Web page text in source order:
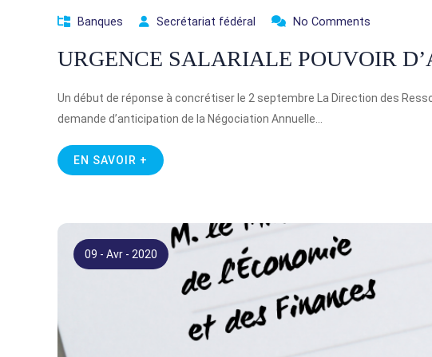
Banques Secrétariat fédéral No Comments
URGENCE SALARIALE POUVOIR
Un début de réponse à concrétiser le 2 septembre La Direction des
demande d’anticipation de la Négociation Annuelle…
EN SAVOIR +
09 - Avr - 2020